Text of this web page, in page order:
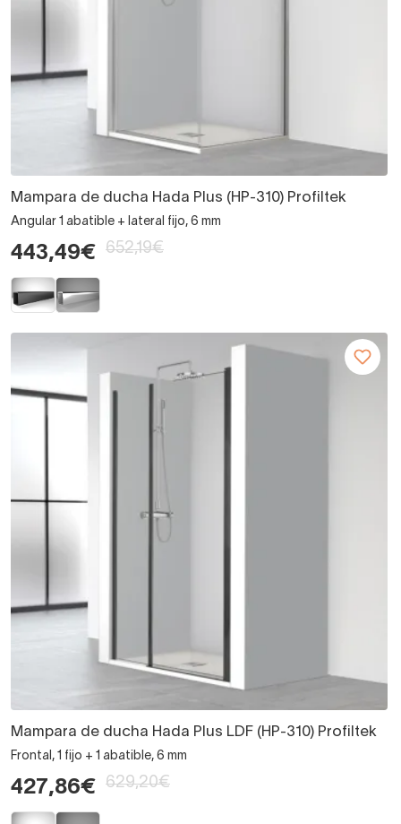
Mampara de ducha Hada Plus (HP-310) Profiltek
Angular 1 abatible + lateral fijo, 6 mm
443,49€ 652,19€
Mampara de ducha Hada Plus LDF (HP-310) Profiltek
Frontal, 1 fijo + 1 abatible, 6 mm
427,86€ 629,20€